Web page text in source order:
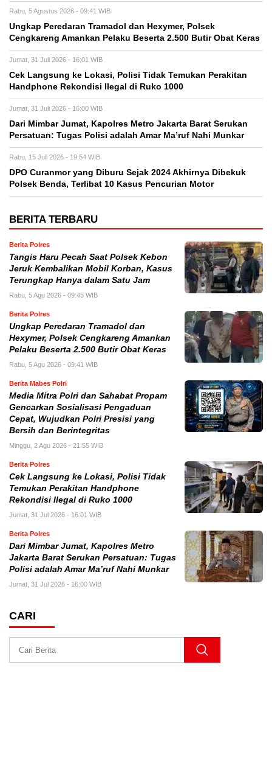
Rabu, 5 Agustus 2026 - 09:41 WIB
Ungkap Peredaran Tramadol dan Hexymer, Polsek
Cengkareng Amankan Pelaku Beserta 2.500 Butir Obat Keras
Jumat, 31 Juli 2026 - 16:01 WIB
Cek Langsung ke Lokasi, Polisi Tidak Temukan Perakitan
Handphone Rekondisi Ilegal di Ruko 1000
Jumat, 31 Juli 2026 - 16:00 WIB
Dari Mimbar Jumat, Kapolres Metro Jakarta Barat Serukan
Persatuan: Tugas Polisi adalah Amar Ma’ruf Nahi Munkar
Rabu, 15 Juli 2026 - 19:54 WIB
DPO Curanmor yang Diburu Sejak 2024 Akhirnya Dibekuk
Polsek Benda, Terlibat 10 Kasus Pencurian Motor
BERITA TERBARU
Berita Polres
Tangis Haru Pecah Saat Polsek Kebon
Jeruk Kembalikan Mobil Korban, Kasus
Terungkap Hanya dalam Satu Jam
Rabu, 5 Agu 2026 - 09:45 WIB
Berita Polres
Ungkap Peredaran Tramadol dan
Hexymer, Polsek Cengkareng Amankan
Pelaku Beserta 2.500 Butir Obat Keras
Rabu, 5 Agu 2026 - 09:41 WIB
Berita Mabes Polri
Media Mitra Polri dan Sahabat Propam
Gencarkan Sosialisasi Pengaduan
Cepat, Wujudkan Polri Presisi yang
Bersih dan Berintegritas
Minggu, 2 Agu 2026 - 21:55 WIB
Berita Polres
Cek Langsung ke Lokasi, Polisi Tidak
Temukan Perakitan Handphone
Rekondisi Ilegal di Ruko 1000
Jumat, 31 Jul 2026 - 16:01 WIB
Berita Polres
Dari Mimbar Jumat, Kapolres Metro
Jakarta Barat Serukan Persatuan: Tugas
Polisi adalah Amar Ma’ruf Nahi Munkar
Jumat, 31 Jul 2026 - 16:00 WIB
CARI